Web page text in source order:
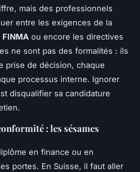
mais des professionnels
entre les exigences de la
FINMA ou encore les directives
ne sont pas des formalités : ils
prise de décision, chaque
processus interne. Ignorer
disqualifier sa candidature
: les sésames
en finance ou en
portes. En Suisse, il faut aller